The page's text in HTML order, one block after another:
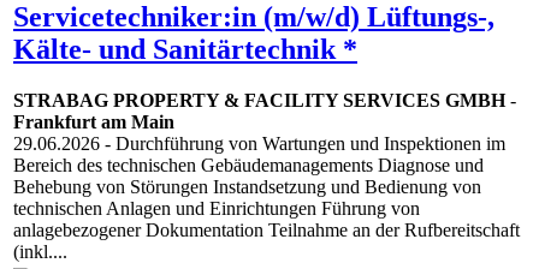
Servicetechniker:in (m/w/d) Lüftungs-,
Kälte- und Sanitärtechnik *
STRABAG PROPERTY & FACILITY SERVICES GMBH-
Frankfurt am Main
29.06.2026 - Durchführung von Wartungen und Inspektionen im
Bereich des technischen Gebäudemanagements Diagnose und
Behebung von Störungen Instandsetzung und Bedienung von
technischen Anlagen und Einrichtungen Führung von
anlagebezogener Dokumentation Teilnahme an der Rufbereitschaft
(inkl....